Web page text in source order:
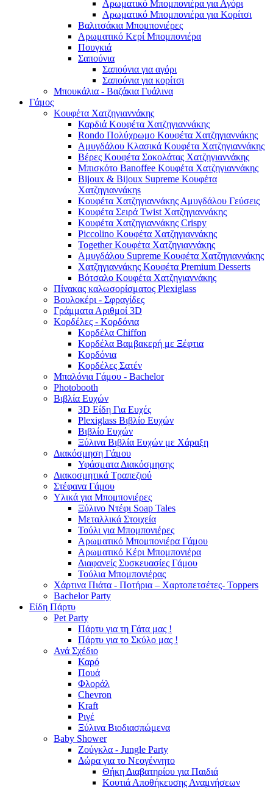
Αρωματικό Μπομπονιέρα για Αγόρι
Αρωματικό Μπομπονιέρα για Κορίτσι
Βαλιτσάκια Μπομπονιέρες
Αρωματικό Κερί Μπομπονιέρα
Πουγκιά
Σαπούνια
Σαπούνια για αγόρι
Σαπούνια για κορίτσι
Μπουκάλια - Βαζάκια Γυάλινα
Γάμος
Κουφέτα Χατζηγιαννάκης
Καρδιά Κουφέτα Χατζηγιαννάκης
Rondo Πολύχρωμο Κουφέτα Χατζηγιαννάκης
Αμυγδάλου Κλασικά Κουφέτα Χατζηγιαννάκης
Βέρες Κουφέτα Σοκολάτας Χατζηγιαννάκης
Μπισκότο Banoffee Κουφέτα Χατζηγιαννάκης
Bijoux & Bijoux Supreme Κουφέτα
Χατζηγιαννάκηs
Κουφέτα Χατζηγιαννάκης Αμυγδάλου Γεύσεις
Κουφέτα Σειρά Twist Χατζηγιαννάκης
Κουφέτα Χατζηγιαννάκης Crispy
Piccolino Κουφέτα Χατζηγιαννάκης
Together Κουφέτα Χατζηγιαννάκης
Αμυγδάλου Supreme Κουφέτα Χατζηγιαννάκης
Χατζηγιαννάκης Κουφέτα Premium Desserts
Βότσαλο Κουφέτα Χατζηγιαννάκης
Πίνακας καλωσορίσματος Plexiglass
Βουλοκέρι - Σφραγίδες
Γράμματα Αριθμοί 3D
Κορδέλες - Κορδόνια
Κορδέλα Chiffon
Κορδέλα Βαμβακερή με Ξέφτια
Κορδόνια
Κορδέλες Σατέν
Μπαλόνια Γάμου - Bachelor
Photobooth
Βιβλία Ευχών
3D Είδη Για Ευχές
Plexiglass Βιβλίο Ευχών
Βιβλίο Ευχών
Ξύλινα Βιβλία Ευχών με Χάραξη
Διακόσμηση Γάμου
Υφάσματα Διακόσμησης
Διακοσμητικά Τραπεζιού
Στέφανα Γάμου
Υλικά για Μπομπονιέρες
Ξύλινο Ντέφι Soap Tales
Μεταλλικά Στοιχεία
Τούλι για Μπομπονιέρες
Αρωματικό Μπομπονιέρα Γάμου
Αρωματικό Κέρι Μπομπονιέρα
Διαφανείς Συσκευασίες Γάμου
Τούλια Μπομπονιέρας
Χάρτινα Πιάτα - Ποτήρια – Χαρτοπετσέτες- Toppers
Bachelor Party
Είδη Πάρτυ
Pet Party
Πάρτυ για τη Γάτα μας !
Πάρτυ για το Σκύλο μας !
Ανά Σχέδιο
Καρό
Πουά
Φλοράλ
Chevron
Kraft
Ριγέ
Ξύλινα Βιοδιασπώμενα
Baby Shower
Ζούγκλα - Jungle Party
Δώρα για το Νεογέννητο
Θήκη Διαβατηρίου για Παιδιά
Κουτιά Αποθήκευσης Αναμνήσεων